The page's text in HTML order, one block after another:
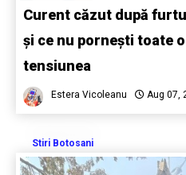
Curent căzut după
și ce nu pornești toate
tensiunea
Estera Vicoleanu Aug 07,
Stiri Botosani